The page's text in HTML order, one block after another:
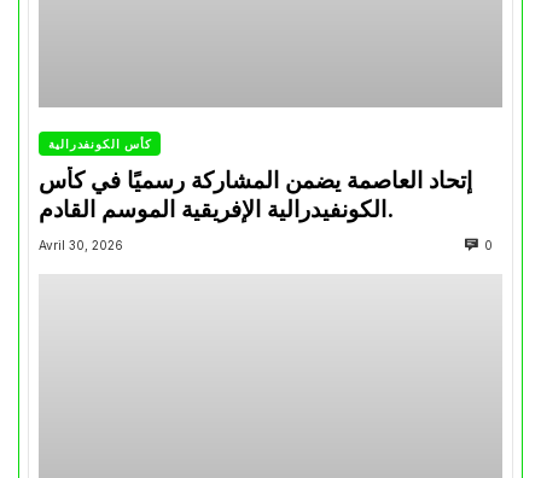
كأس الكونفدرالية
إتحاد العاصمة يضمن المشاركة رسميًا في كأس
الكونفيدرالية الإفريقية الموسم القادم.
Avril 30, 2026 0